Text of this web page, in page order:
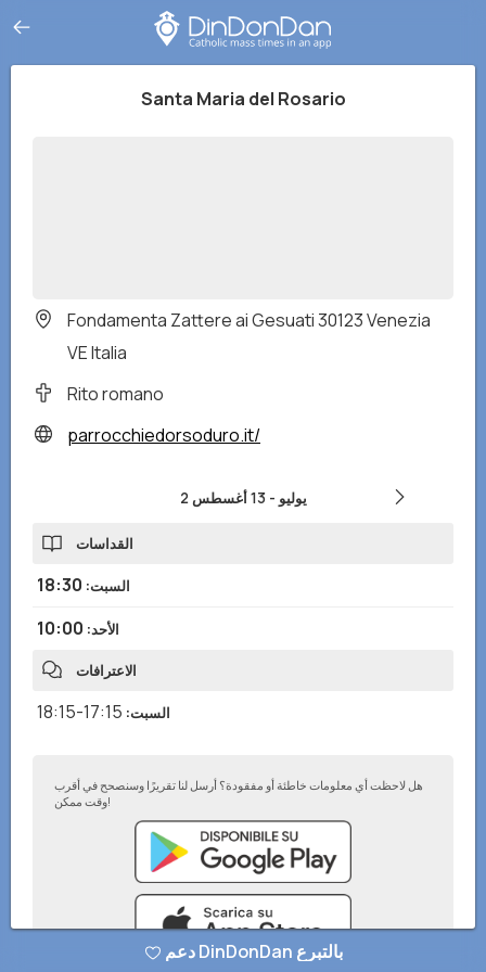
Santa Maria del Rosario
Fondamenta Zattere ai Gesuati 30123 Venezia
VE Italia
Rito romano
parrocchiedorsoduro.it/
2 يوليو -13 أغسطس
القداسات
السبت:
18:30
الأحد:
10:00
الاعترافات
السبت:
17:15-18:15
هل لاحظت أي معلومات خاطئة أو مفقودة؟ أرسل لنا تقريرًا وسنصحح في أقرب
وقت ممكن!
دعم DinDonDan بالتبرع